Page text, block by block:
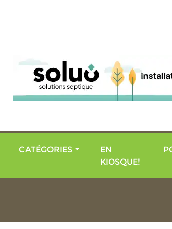
CATÉGORIES
EN
KIOSQUE!